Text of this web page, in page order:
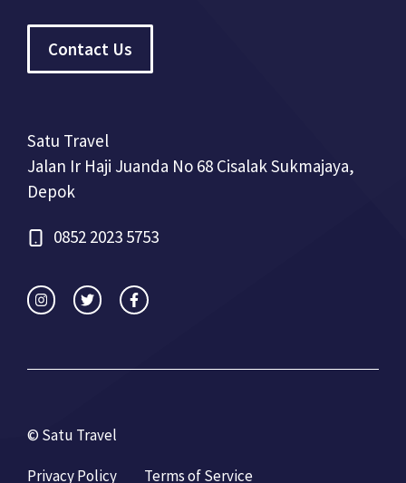
Contact Us
Satu Travel
Jalan Ir Haji Juanda No 68 Cisalak Sukmajaya,
Depok
0852 2023 5753
© Satu Travel
Privacy Policy Terms of Service